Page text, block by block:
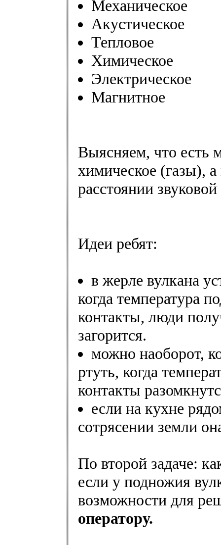
Механическое
Акустическое
Тепловое
Химическое
Электрическое
Магнитное
Выясняем, что есть
химическое (газы),
расстоянии
Идеи ребят:
в жерле вулкана
когда температура
контакты, люди
загорится.
можно наоборот,
ртуть, когда
контакты
если на кухне
сотрясении земли
По второй задаче:
если у подножия
возможности для
оператору.